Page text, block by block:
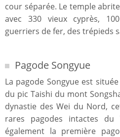
cour séparée. Le temple
avec 330 vieux cyprès,
guerriers de fer, des trépieds
Pagode Songyue
La pagode Songyue est
du pic Taishi du mont
dynastie des Wei du Nord,
rares pagodes intactes
également la première